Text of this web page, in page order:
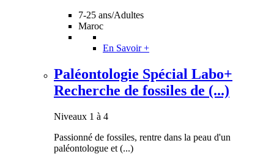
7-25 ans/Adultes
Maroc
En Savoir +
Paléontologie Spécial Labo+
Recherche de fossiles de (...)
Niveaux 1 à 4
Passionné de fossiles, rentre dans la peau d'un
paléontologue et (...)